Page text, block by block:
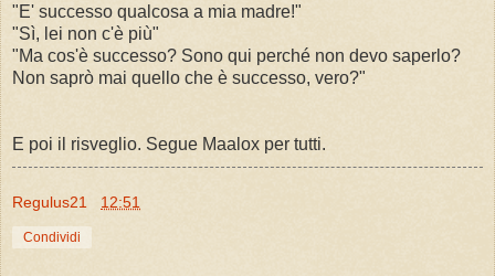
"E' successo qualcosa a mia madre!"
"Sì, lei non c'è più"
"Ma cos'è successo? Sono qui perché non devo saperlo?
Non saprò mai quello che è successo, vero?"
E poi il risveglio. Segue Maalox per tutti.
Regulus21 12:51
Condividi